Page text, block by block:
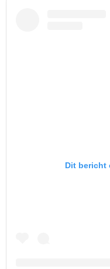
Dit bericht